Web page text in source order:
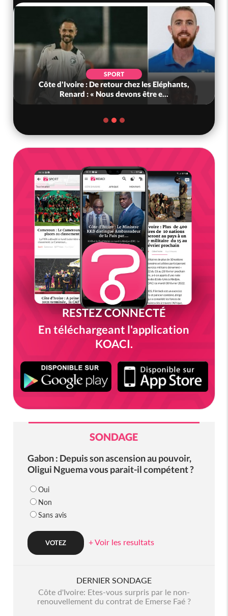
POLITIQUE
Ghana : Kenneth Adjei nommé ministre
Défense, Zanetor A-Rawlings à l...
RESTEZ CONNECTÉ
En téléchargeant l'application
KOACI.
SONDAGE
Gabon : Depuis son ascension au pouvoir,
Oligui Nguema vous parait-il compétent ?
Oui
Non
Sans avis
+ Voir les resultats
DERNIER SONDAGE
Côte d'Ivoire: Etes-vous surpris par le non-
renouvellement du contrat de Emerse Faé ?